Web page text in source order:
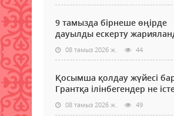
9 тамызда бірнеше өңірде
дауылды ескерту
08 тамыз 2026 ж. 44
Қосымша қолдау жүйесі
Грантқа ілінбегендер не
08 тамыз 2026 ж. 49